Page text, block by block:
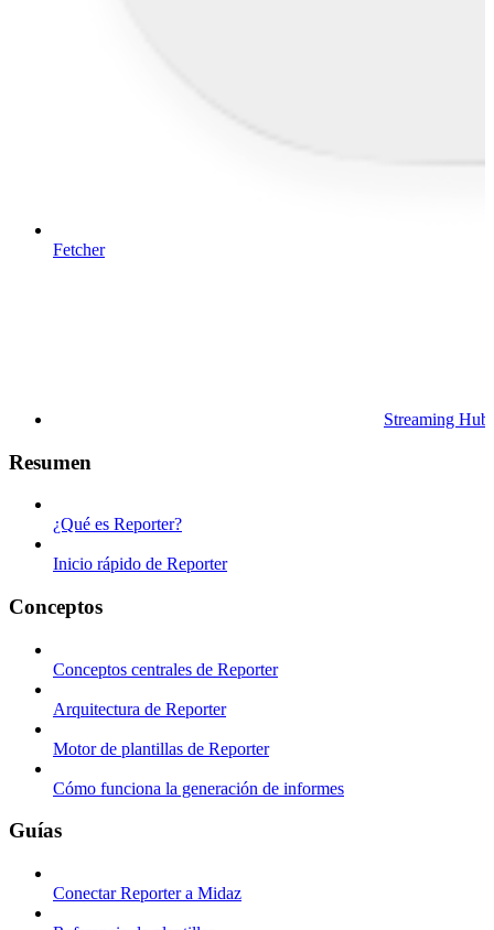
Fetcher
Streaming Hub
Resumen
¿Qué es Reporter?
Inicio rápido de Reporter
Conceptos
Conceptos centrales de Reporter
Arquitectura de Reporter
Motor de plantillas de Reporter
Cómo funciona la generación de informes
Guías
Conectar Reporter a Midaz